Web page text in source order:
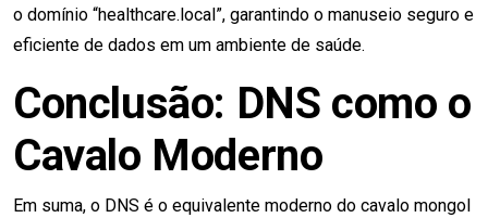
o domínio “healthcare.local”, garantindo o manuseio seguro e
eficiente de dados em um ambiente de saúde.
Conclusão: DNS como o
Cavalo Moderno
Em suma, o DNS é o equivalente moderno do cavalo mongol